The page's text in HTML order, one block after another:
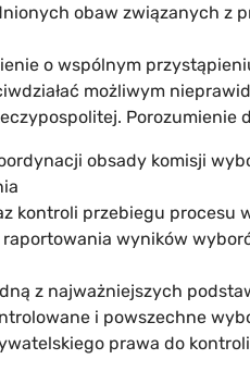
obaw związanych z
o wspólnym
możliwym
Porozumienie
obsady komisji
kontroli przebiegu procesu
wyników
z najważniejszych
i powszechne
prawa do